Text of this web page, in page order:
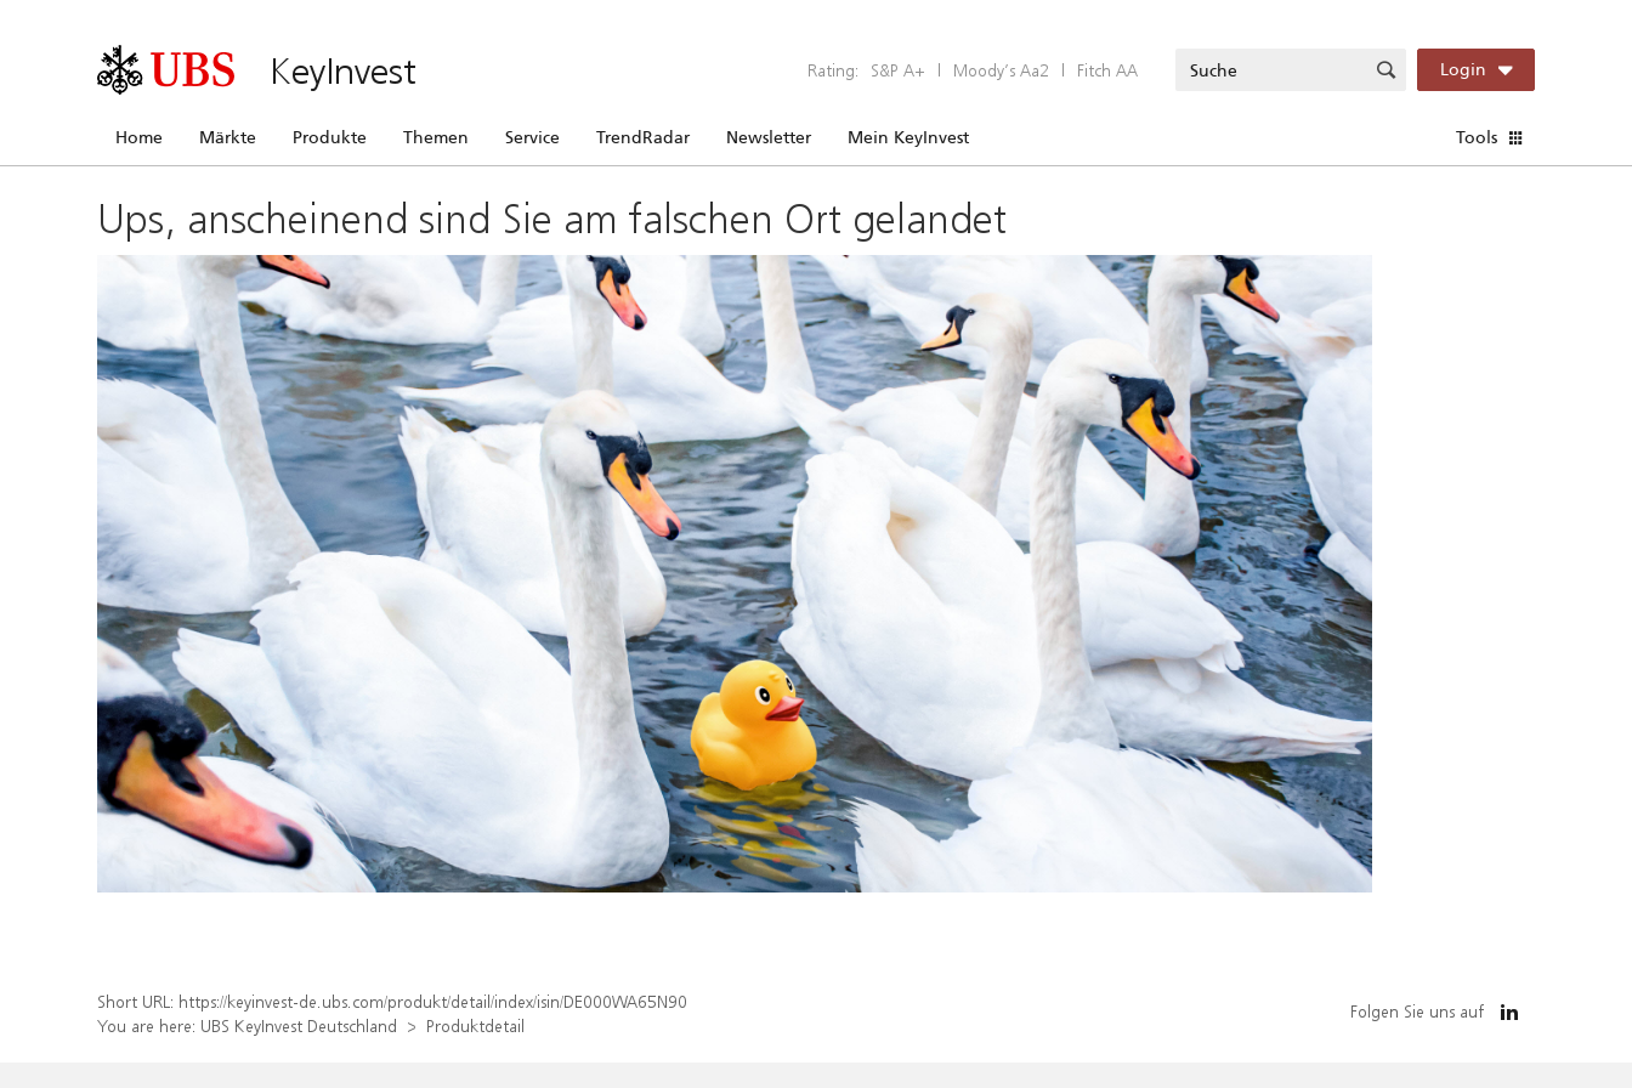
KeyInvest Rating: S&P A+ | Moody’s Aa2 | Fitch AA Login
Home Märkte Produkte Themen Service TrendRadar Newsletter Mein KeyInvest Tools
Ups, anscheinend sind Sie am falschen Ort gelandet
Short URL: https://keyinvest-de.ubs.com/produkt/detail/index/isin/DE000WA65N90
You are here: UBS KeyInvest Deutschland Produktdetail
Folgen Sie uns auf